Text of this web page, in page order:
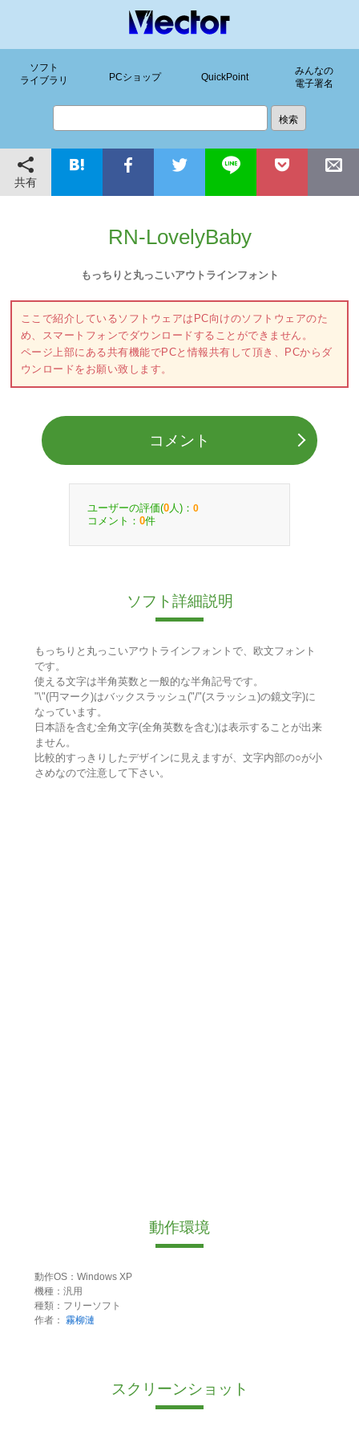
ソフト
ライブラリ
PCショップ QuickPoint
みんなの
電子署名
共有
RN-LovelyBaby
もっちりと丸っこいアウトラインフォント
ここで紹介しているソフトウェアはPC向けのソフトウェアのた
め、スマートフォンでダウンロードすることができません。
ページ上部にある共有機能でPCと情報共有して頂き、PCからダ
ウンロードをお願い致します。
コメント
ユーザーの評価(0 人)： 0
コメント： 0件
ソフト詳細説明
もっちりと丸っこいアウトラインフォントで、欧文フォント
です。
使える文字は半角英数と一般的な半角記号です。
"\"(円マーク)はバックスラッシュ("/"(スラッシュ)の鏡文字)に
なっています。
日本語を含む全角文字(全角英数を含む)は表示することが出来
ません。
比較的すっきりしたデザインに見えますが、文字内部の○が小
さめなので注意して下さい。
動作環境
動作OS：Windows XP
機種：汎用
種類：フリーソフト
作者： 霧柳漣
スクリーンショット